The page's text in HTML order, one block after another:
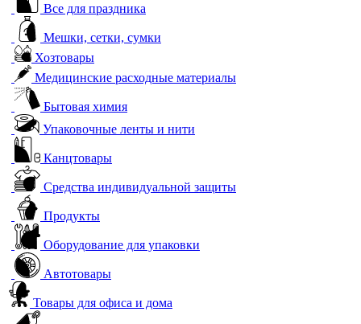
Все для праздника
Мешки, сетки, сумки
Хозтовары
Медицинские расходные материалы
Бытовая химия
Упаковочные ленты и нити
Канцтовары
Средства индивидуальной защиты
Продукты
Оборудование для упаковки
Автотовары
Товары для офиса и дома